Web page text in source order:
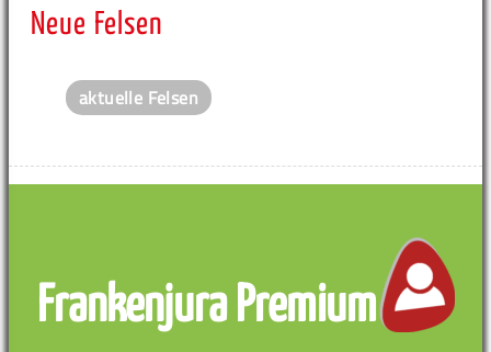
Neue Felsen
aktuelle Felsen
Frankenjura Premium